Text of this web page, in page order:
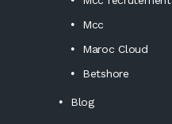
Mcc
Maroc Cloud
Betshore
Blog